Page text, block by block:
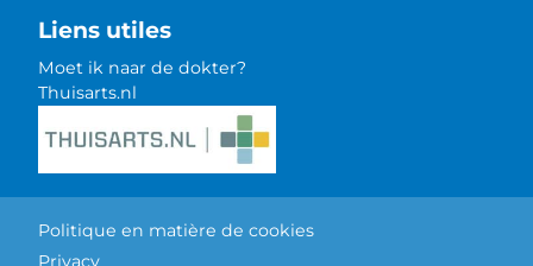
Liens utiles
Moet ik naar de dokter?
Thuisarts.nl
Politique en matière de cookies
Privacy